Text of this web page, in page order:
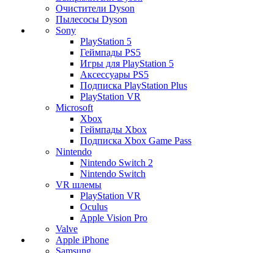
Очистители Dyson
Пылесосы Dyson
Sony
PlayStation 5
Геймпады PS5
Игры для PlayStation 5
Аксессуары PS5
Подписка PlayStation Plus
PlayStation VR
Microsoft
Xbox
Геймпады Xbox
Подписка Xbox Game Pass
Nintendo
Nintendo Switch 2
Nintendo Switch
VR шлемы
PlayStation VR
Oculus
Apple Vision Pro
Valve
Apple iPhone